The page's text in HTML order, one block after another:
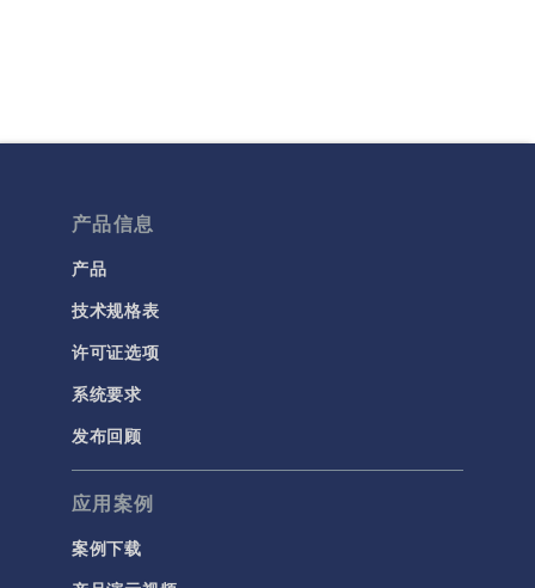
产品信息
产品
技术规格表
许可证选项
系统要求
发布回顾
应用案例
案例下载